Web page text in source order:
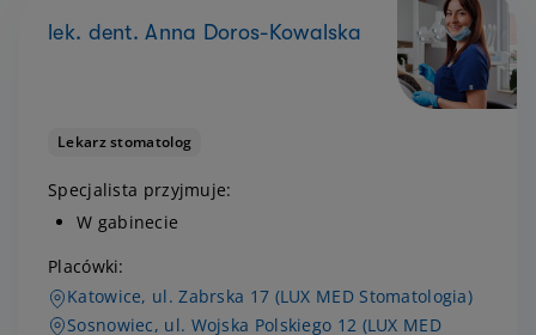
lek. dent. Anna Doros-Kowalska
Lekarz stomatolog
Specjalista przyjmuje:
W gabinecie
Placówki:
Katowice, ul. Zabrska 17 (LUX MED Stomatologia)
Sosnowiec, ul. Wojska Polskiego 12 (LUX MED